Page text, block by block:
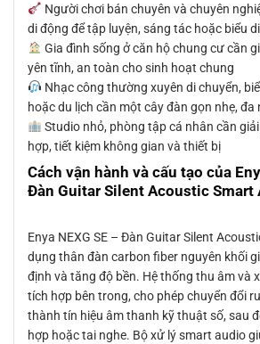
Người chơi bán chuyên và chuyên
di động để tập luyện, sáng tác hoặc biểu
Gia đình sống ở căn hộ chung cư cần
yên tĩnh, an toàn cho sinh hoạt chung
Nhạc công thường xuyên di chuyển,
hoặc du lịch cần một cây đàn gọn nhẹ, đa
Studio nhỏ, phòng tập cá nhân cần
hợp, tiết kiệm không gian và thiết bị
Cách vận hành và cấu tạo của
Đàn Guitar Silent Acoustic Smart
Enya NEXG SE – Đàn Guitar Silent
dụng thân đàn carbon fiber nguyên khối
định và tăng độ bền. Hệ thống thu âm và
tích hợp bên trong, cho phép chuyển đổi
thành tín hiệu âm thanh kỹ thuật số, sau
hợp hoặc tai nghe. Bộ xử lý smart audio